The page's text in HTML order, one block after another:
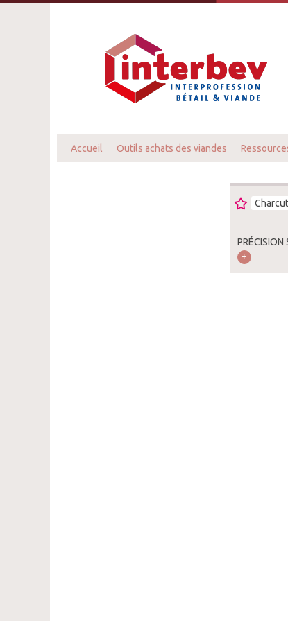
Accueil Outils achats des viandes
PRÉCISION